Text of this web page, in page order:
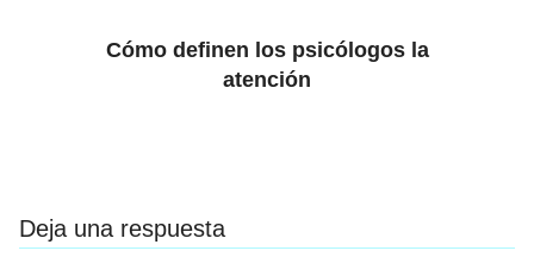
Cómo definen los psicólogos la
atención
Deja una respuesta